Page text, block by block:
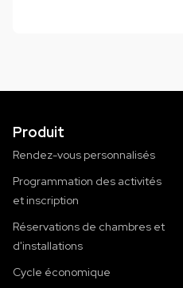
Produit
Rendez-vous personnalisés
Programmation des activités
et inscription
Réservations de chambres et
d'installations
Cycle économique